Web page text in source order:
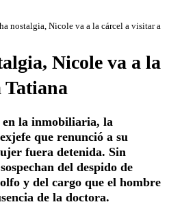
nostalgia, Nicole va a la cárcel a visitar a
Nicole va a la
Tatiana
en la inmobiliaria, la
que renunció a su
fuera detenida. Sin
del despido de
y del cargo que el hombre
de la doctora.